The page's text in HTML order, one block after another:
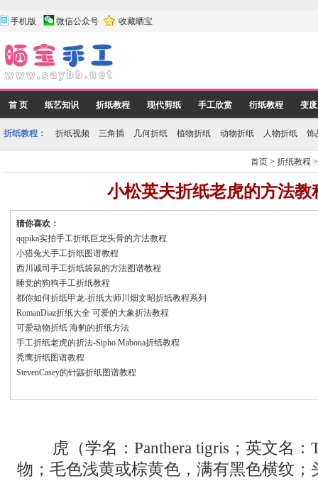
手机版 微信公众号 收藏晒宝
首 页 纸艺知识 折纸教程 现代剪纸 手工欣赏 衍纸教程 变
折纸教程： 折纸视频 三角插 几何折纸 植物折纸 动物折纸 人物折纸 饰
首页 >折纸教程
小松英夫折纸老虎的方法教
猜你喜欢：
qqpika实拍手工折纸巨龙头骨的方法教程
小猎兔犬手工折纸图谱教程
西川诚司手工折纸袋鼠的方法图谱教程
睡觉的狗狗手工折纸教程
都你如何折纸甲龙-折纸大师川畑文昭折纸教程系列
RomanDiaz折纸大全 可爱的大象折法教程
可爱动物折纸 海豹的折纸方法
手工折纸老虎的折法-Sipho Mabona折纸教程
秃鹰折纸图谱教程
StevenCasey的针鼹折纸图谱教程
虎（学名：Panthera tigris；英文名：
物；毛色浅黄或棕黄色，满有黑色横纹；